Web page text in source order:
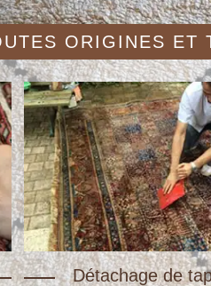
ORIGINES ET
Détachage de